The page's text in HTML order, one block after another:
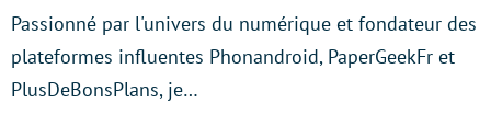
Passionné par l'univers du numérique et fondateur des
plateformes influentes Phonandroid, PaperGeekFr et
PlusDeBonsPlans, je…